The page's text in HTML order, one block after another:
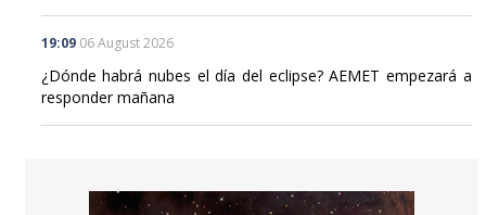
19:09 06 August 2026
¿Dónde habrá nubes el día del eclipse? AEMET empezará a
responder mañana